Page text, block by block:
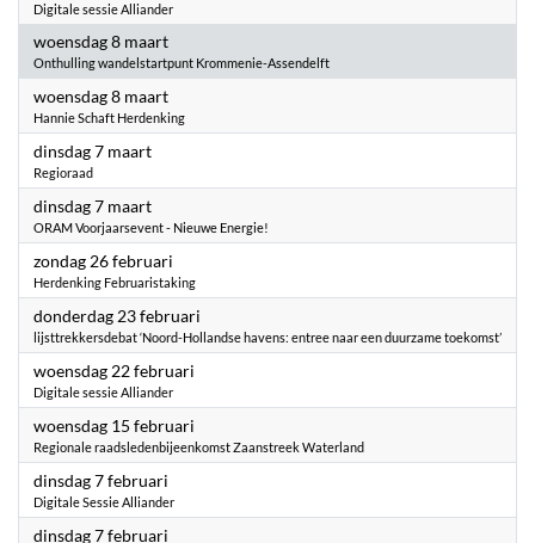
Digitale sessie Alliander
woensdag 8 maart2023
Onthulling wandelstartpunt Krommenie-Assendelft
woensdag 8 maart2023
Hannie Schaft Herdenking
dinsdag 7 maart2023
Regioraad
dinsdag 7 maart2023
ORAM Voorjaarsevent - Nieuwe Energie!
zondag 26 februari
Herdenking Februaristaking
donderdag 23 februari
lijsttrekkersdebat ‘Noord-Hollandse havens: entree naar een duurzame toekomst’
woensdag 22 februari
Digitale sessie Alliander
woensdag 15 februari
Regionale raadsledenbijeenkomst Zaanstreek Waterland
dinsdag 7 februari
Digitale Sessie Alliander
dinsdag 7 februari